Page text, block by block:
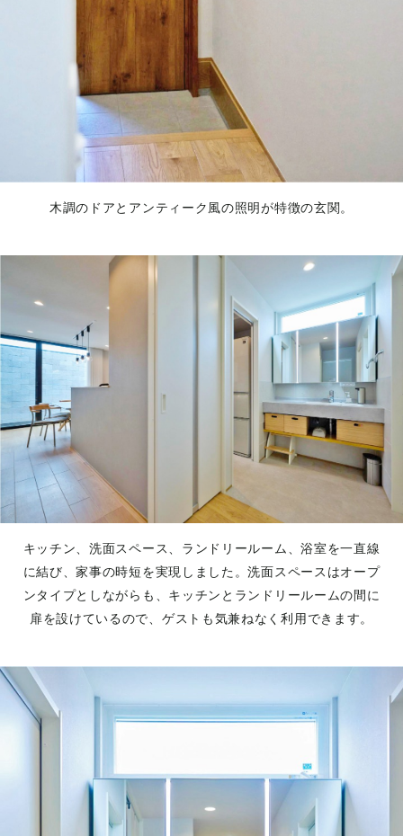
木調のドアとアンティーク風の照明が特徴の玄関。
キッチン、洗面スペース、ランドリールーム、浴室を一直線
に結び、家事の時短を実現しました。洗面スペースはオープ
ンタイプとしながらも、キッチンとランドリールームの間に
扉を設けているので、ゲストも気兼ねなく利用できます。